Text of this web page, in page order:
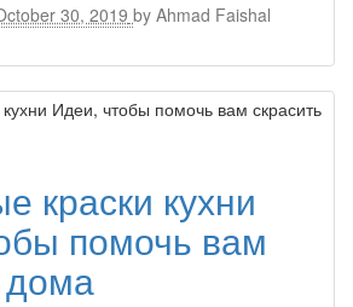
30, 2019 by Ahmad Faishal
краски кухни
помочь вам
дома